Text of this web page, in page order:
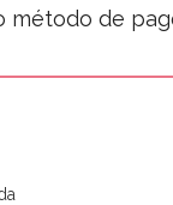
método de